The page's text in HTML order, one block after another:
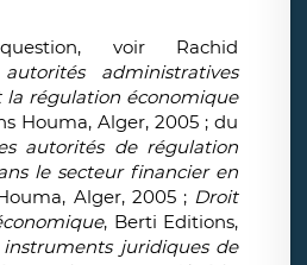
voir Rachid
administratives
la régulation économique
Houma, Alger, 2005 ; du
autorités de régulation
le secteur financier en
Alger, 2005 ; Droit
, Berti Editions,
instruments juridiques de